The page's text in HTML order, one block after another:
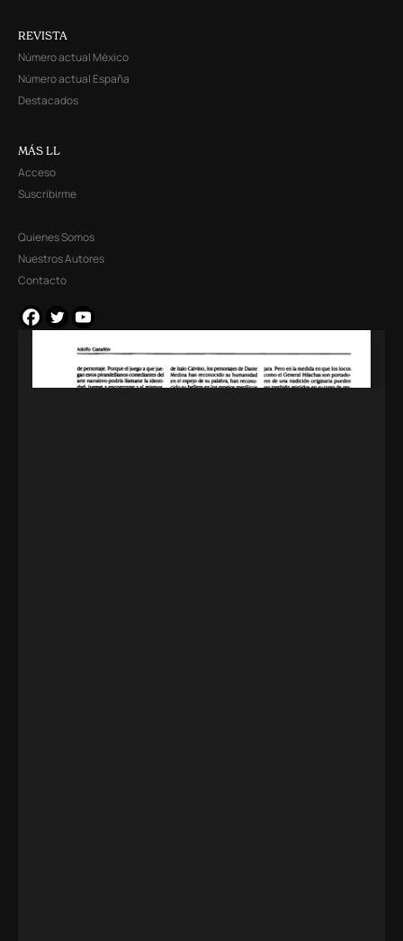
REVISTA
Número actual México
Número actual España
Destacados
MÁS LL
Acceso
Suscribirme
Quienes Somos
Nuestros Autores
Contacto